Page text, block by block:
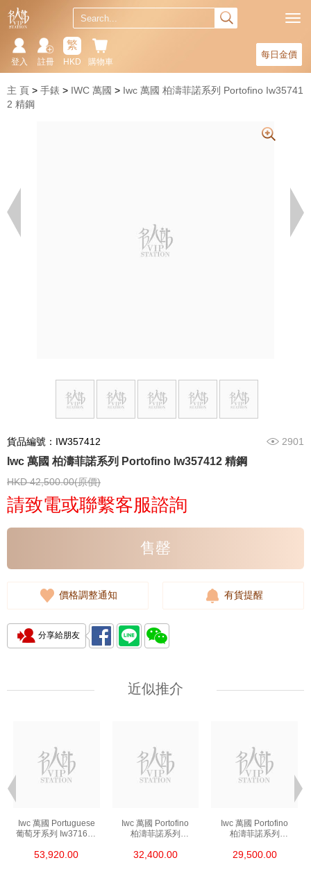
每日金價
購物車
繁
HKD
註冊
登入
主 頁 手錶 IWC 萬國
Iwc 萬國 柏濤菲諾系列 Portofino Iw35741
2 精鋼
貨品編號：IW357412 2901
Iwc 萬國 柏濤菲諾系列 Portofino Iw357412 精鋼
HKD 42,500.00(原價)
請致電或聯繫客服諮詢
售罄
價格調整通知 有貨提醒
分享給朋友
近似推介
Iwc 萬國 Portuguese
葡萄牙系列 Iw371605
53,920.00
Iwc 萬國 Portofino
柏濤菲諾系列
32,400.00
Iwc 萬國 Portofino
柏濤菲諾系列
29,500.00